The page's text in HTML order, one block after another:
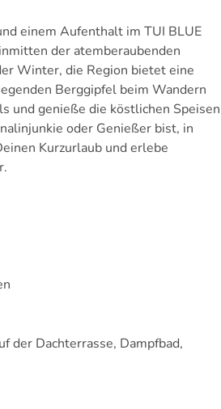
einem Aufenthalt im TUI BLUE
der atemberaubenden
Winter, die Region bietet eine
Berggipfel beim Wandern
und genieße die köstlichen Speisen
oder Genießer bist, in
Kurzurlaub und erlebe
der Dachterrasse, Dampfbad,